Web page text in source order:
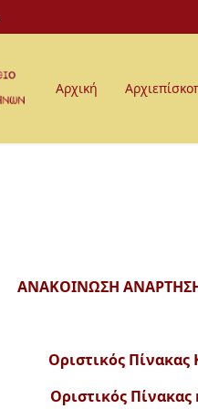
Αρχική
ΑΝΑΚΟΙΝΩΣΗ
Οριστικός
Οριστικός